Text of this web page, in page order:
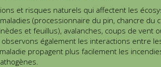
et risques naturels qui affectent les
(processionnaire du pin, chancre du
et feuillus), avalanches, coups de vent
également les interactions entre
propagent plus facilement les